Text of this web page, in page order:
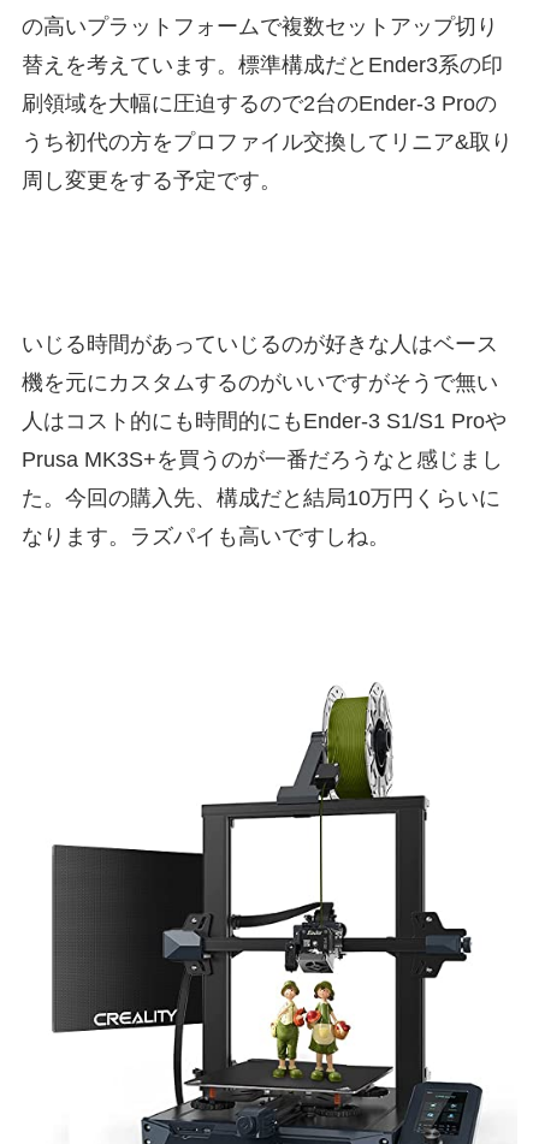
の高いプラットフォームで複数セットアップ切り
替えを考えています。標準構成だとEnder3系の印
刷領域を大幅に圧迫するので2台のEnder-3 Proの
うち初代の方をプロファイル交換してリニア&取り
周し変更をする予定です。
いじる時間があっていじるのが好きな人はベース
機を元にカスタムするのがいいですがそうで無い
人はコスト的にも時間的にもEnder-3 S1/S1 Proや
Prusa MK3S+を買うのが一番だろうなと感じまし
た。今回の購入先、構成だと結局10万円くらいに
なります。ラズパイも高いですしね。